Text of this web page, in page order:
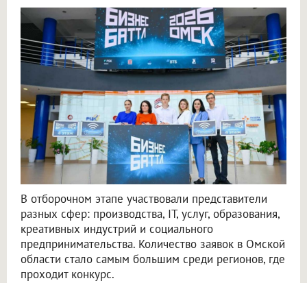
В отборочном этапе участвовали представители
разных сфер: производства, IT, услуг, образования,
креативных индустрий и социального
предпринимательства. Количество заявок в Омской
области стало самым большим среди регионов, где
проходит конкурс.